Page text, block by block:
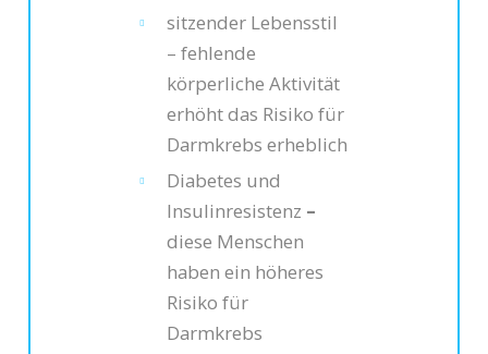
sitzender Lebensstil
– fehlende
körperliche Aktivität
erhöht das Risiko für
Darmkrebs erheblich
Diabetes und
Insulinresistenz –
diese Menschen
haben ein höheres
Risiko für
Darmkrebs